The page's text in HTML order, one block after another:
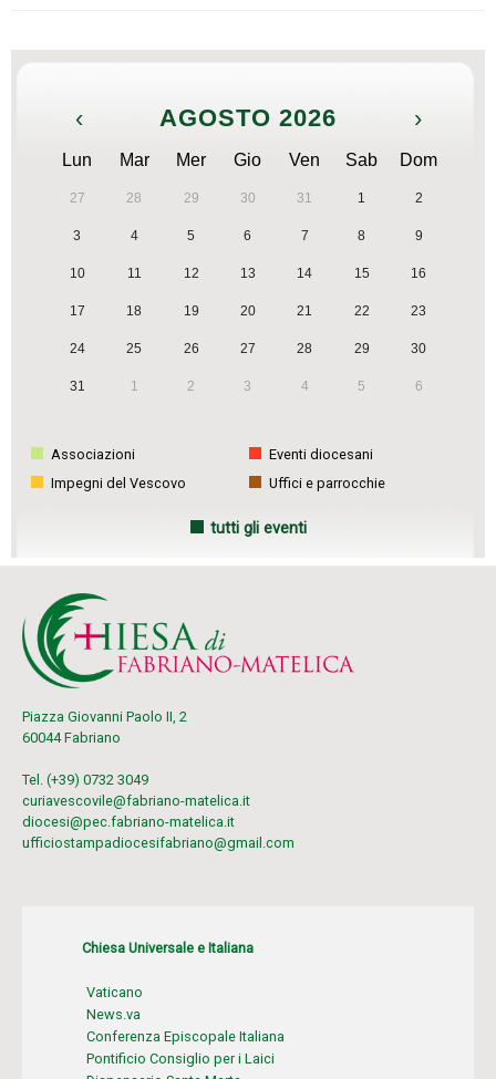
‹ AGOSTO 2026 ›
Lun Mar Mer Gio Ven Sab Dom
27 28 29 30 31 1 2
3 4 5 6 7 8 9
10 11 12 13 14 15 16
17 18 19 20 21 22 23
24 25 26 27 28 29 30
31 1 2 3 4 5 6
Associazioni
Eventi diocesani
Impegni del Vescovo
Uffici e parrocchie
tutti gli eventi
Piazza Giovanni Paolo II, 2
60044 Fabriano
Tel. (+39) 0732 3049
curiavescovile@fabriano-matelica.it
diocesi@pec.fabriano-matelica.it
ufficiostampadiocesifabriano@gmail.com
Chiesa Universale e Italiana
Vaticano
News.va
Conferenza Episcopale Italiana
Pontificio Consiglio per i Laici